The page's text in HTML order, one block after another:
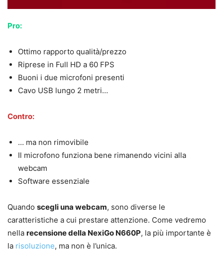
Pro:
Ottimo rapporto qualità/prezzo
Riprese in Full HD a 60 FPS
Buoni i due microfoni presenti
Cavo USB lungo 2 metri…
Contro:
… ma non rimovibile
Il microfono funziona bene rimanendo vicini alla
webcam
Software essenziale
Quando scegli una webcam, sono diverse le
caratteristiche a cui prestare attenzione. Come vedremo
nella recensione della NexiGo N660P, la più importante è
la risoluzione, ma non è l’unica.